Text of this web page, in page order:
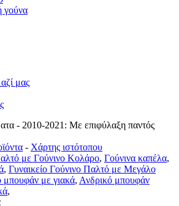
γούνα
μας
- 2010-2021: Με επιφύλαξη παντός
- Χάρτης ιστότοπου
με Γούνινο Κολάρο, Γούνινα καπέλα,
, Γυναικείο Γούνινο Παλτό με Μεγάλο
μπουφάν με γιακά, Ανδρικό μπουφάν
,